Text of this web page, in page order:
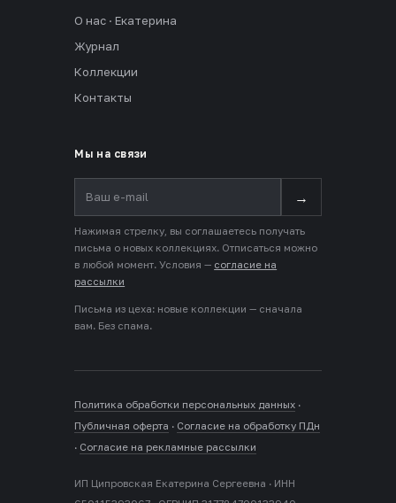
О нас · Екатерина
Журнал
Коллекции
Контакты
Мы на связи
→
Нажимая стрелку, вы соглашаетесь получать
письма о новых коллекциях. Отписаться можно
в любой момент. Условия — согласие на
рассылки
Письма из цеха: новые коллекции — сначала
вам. Без спама.
Политика обработки персональных данных ·
Публичная оферта · Согласие на обработку ПДн
· Согласие на рекламные рассылки
ИП Ципровская Екатерина Сергеевна · ИНН